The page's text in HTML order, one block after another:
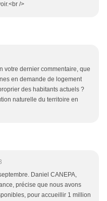
/>
votre dernier commentaire, que
en demande de logement
des habitants actuels ?
naturelle du territoire en
Daniel CANEPA,
précise que nous avons
pour accueillir 1 million